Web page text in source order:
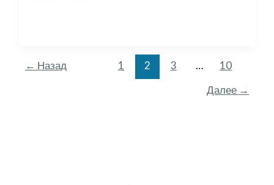
как
← Назад 1 2 3 …
10
Далее →